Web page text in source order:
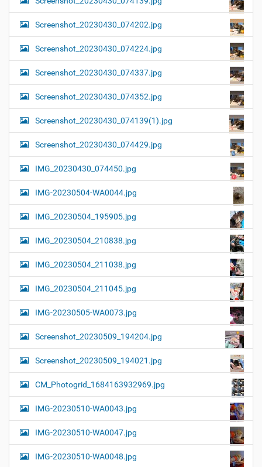
Screenshot_20230430_074202.jpg
Screenshot_20230430_074224.jpg
Screenshot_20230430_074337.jpg
Screenshot_20230430_074352.jpg
Screenshot_20230430_074139(1).jpg
Screenshot_20230430_074429.jpg
IMG_20230430_074450.jpg
IMG-20230504-WA0044.jpg
IMG_20230504_195905.jpg
IMG_20230504_210838.jpg
IMG_20230504_211038.jpg
IMG_20230504_211045.jpg
IMG-20230505-WA0073.jpg
Screenshot_20230509_194204.jpg
Screenshot_20230509_194021.jpg
CM_Photogrid_1684163932969.jpg
IMG-20230510-WA0043.jpg
IMG-20230510-WA0047.jpg
IMG-20230510-WA0048.jpg